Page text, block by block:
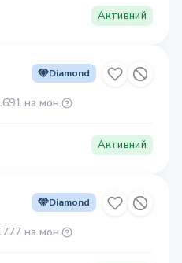
Активний
Diamond
на мон.
Активний
Diamond
на мон.